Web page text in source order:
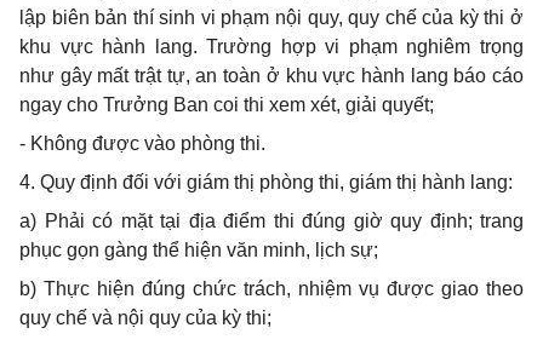
lập biên bản thí sinh vi phạm nội quy, quy chếcủa kỳ thi ở
khu vực hành lang. Trường hợp vi phạm nghiêm trọng
như gây mất trật tự, an toàn ở khu vực hành lang báo cáo
ngay cho Trưởng Ban coi thi xem xét, giải quyết;
- Không được vào phòng thi.
4. Quy định đối với giám thị phòng thi, giám thị hành lang:
a) Phải có mặt tại địa điểm thi đúng giờ quy định; trang
phục gọn gàng thể hiện văn minh, lịch sự;
b) Thực hiện đúng chức trách, nhiệm vụ được giao theo
quy chế và nội quy của kỳ thi;